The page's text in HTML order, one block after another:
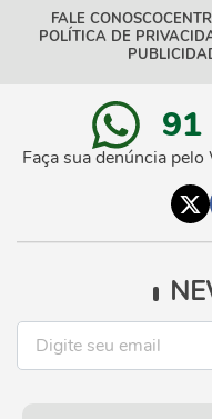
FALE CONOSCO
POLÍTICA DE
91
Faça sua denúncia